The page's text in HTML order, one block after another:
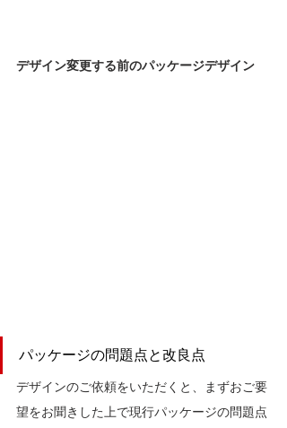
デザイン変更する前のパッケージデザイン
パッケージの問題点と改良点
デザインのご依頼をいただくと、まずおご要
望をお聞きした上で現行パッケージの問題点